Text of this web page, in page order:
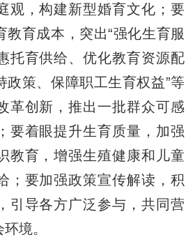
观，构建新型婚育文化；要
教育成本，突出“强化生育服
托育供给、优化教育资源配
政策、保障职工生育权益”等
革创新，推出一批群众可感
要着眼提升生育质量，加强
教育，增强生殖健康和儿童
；要加强政策宣传解读，积
引导各方广泛参与，共同营
境。